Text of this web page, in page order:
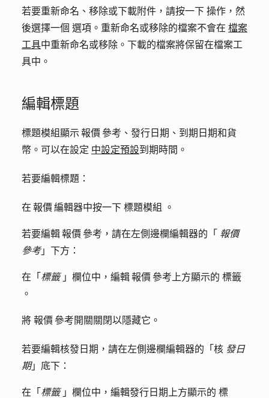
若要重新命名、移除或下載附件，請按一下 操作 ，然
後選擇一個 選項 。重新命名或移除的檔案不會在 檔案
工具中重新命名或移除。下載的檔案將保留在檔案工
具中。
編輯標題
標題模組顯示 報價 參考、發行日期、到期日期和貨
幣。可以在設定 中設定預設到期時間。
若要編輯標題：
在 報價 編輯器中按一下 標題模組 。
若要編輯 報價 參考，請在左側邊欄編輯器的「 報價
參考」下方：
在「 標籤」欄位中，編輯 報價 參考上方顯示的 標籤
。
將 報價 參考開關關閉以隱藏它。
若要編輯核發日期，請在左側邊欄編輯器的「核 發日
期」底下：
在「 標籤」欄位中，編輯發行日期上方顯示的 標